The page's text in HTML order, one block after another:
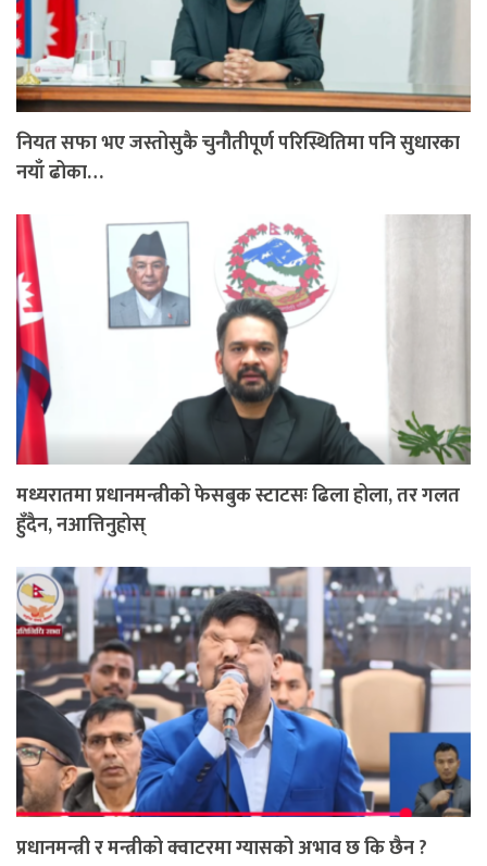
नियत सफा भए जस्तोसुकै चुनौतीपूर्ण परिस्थितिमा पनि सुधारका
नयाँ ढोका…
मध्यरातमा प्रधानमन्त्रीको फेसबुक स्टाटसः ढिला होला, तर गलत
हुँदैन, नआत्तिनुहोस्
प्रधानमन्त्री र मन्त्रीको क्वाटरमा ग्यासको अभाव छ कि छैन ?